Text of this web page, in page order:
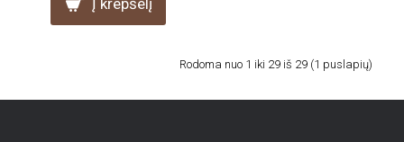
Rodoma nuo 1 iki 29 iš 29 (1 puslapių)